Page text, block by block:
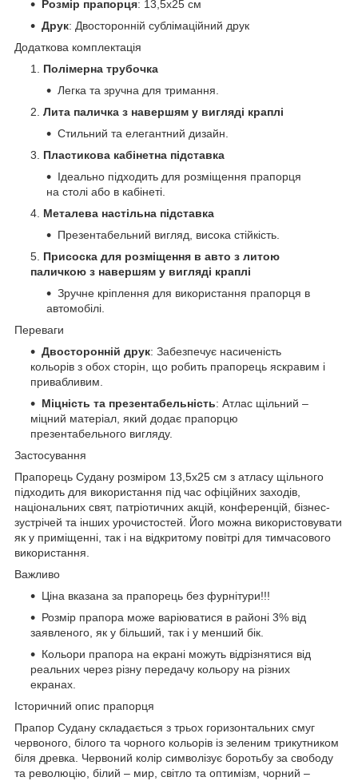
Розмір прапорця: 13,5х25 см
Друк: Двосторонній сублімаційний друк
Додаткова комплектація
Полімерна трубочка
Легка та зручна для тримання.
Лита паличка з навершям у вигляді краплі
Стильний та елегантний дизайн.
Пластикова кабінетна підставка
Ідеально підходить для розміщення прапорця
на столі або в кабінеті.
Металева настільна підставка
Презентабельний вигляд, висока стійкість.
Присоска для розміщення в авто з литою
паличкою з навершям у вигляді краплі
Зручне кріплення для використання прапорця в
автомобілі.
Переваги
Двосторонній друк: Забезпечує насиченість
кольорів з обох сторін, що робить прапорець яскравим і
привабливим.
Міцність та презентабельність: Атлас щільний –
міцний матеріал, який додає прапорцю
презентабельного вигляду.
Застосування
Прапорець Судану розміром 13,5х25 см з атласу щільного
підходить для використання під час офіційних заходів,
національних свят, патріотичних акцій, конференцій, бізнес-
зустрічей та інших урочистостей. Його можна використовувати
як у приміщенні, так і на відкритому повітрі для тимчасового
використання.
Важливо
Ціна вказана за прапорець без фурнітури!!!
Розмір прапора може варіюватися в районі 3% від
заявленого, як у більший, так і у менший бік.
Кольори прапора на екрані можуть відрізнятися від
реальних через різну передачу кольору на різних
екранах.
Історичний опис прапорця
Прапор Судану складається з трьох горизонтальних смуг
червоного, білого та чорного кольорів із зеленим трикутником
біля древка. Червоний колір символізує боротьбу за свободу
та революцію, білий – мир, світло та оптимізм, чорний –